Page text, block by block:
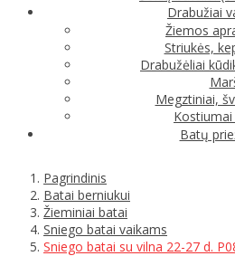
Drabužiai
Žiemos
Striukės,
Drabužėliai
Megztiniai,
Batų
Pagrindinis
Batai berniukui
Žieminiai batai
Sniego batai vaikams
Sniego batai su vilna 22-27 d.